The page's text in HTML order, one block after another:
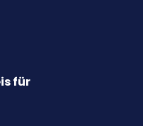
für